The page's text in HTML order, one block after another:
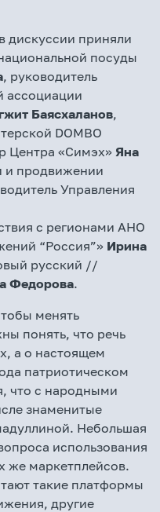
дискуссии приняли
посуды
, руководитель
ассоциации
Баясхаланов,
DOMBO
Центра «Симэх» Яна
и продвижении
Управления
с регионами АНО
“Россия”» Ирина
русский //
Федорова.
менять
понять, что речь
а о настоящем
патриотическом
что с народными
знаменитые
Небольшая
использования
же маркетплейсов.
такие платформы
другие